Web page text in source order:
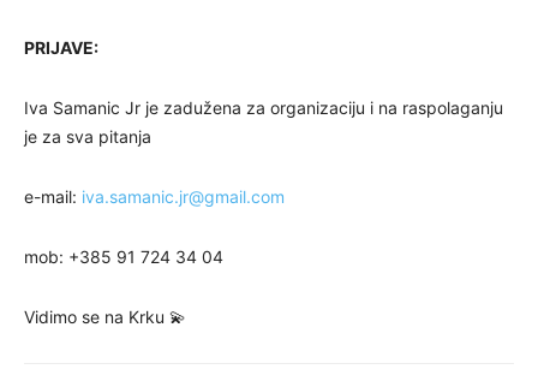
PRIJAVE:
Iva Samanic Jr je zadužena za organizaciju i na raspolaganju
je za sva pitanja
e-mail: iva.samanic.jr@gmail.com
mob: +385 91 724 34 04
Vidimo se na Krku 💫